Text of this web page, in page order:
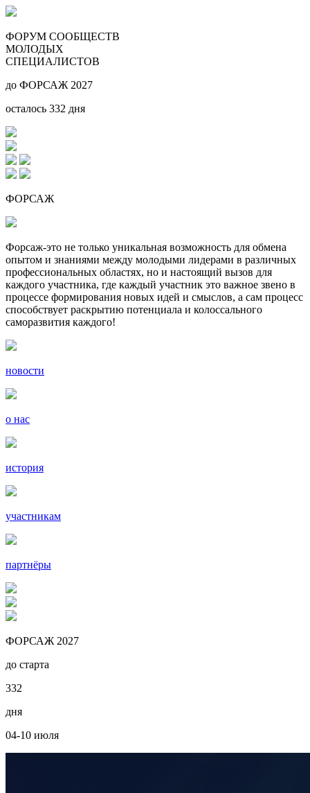
ФОРУМ СООБЩЕСТВ
МОЛОДЫХ
СПЕЦИАЛИСТОВ
до ФОРСАЖ 2027
осталось 332 дня
ФОРСАЖ
Форсаж-это не только уникальная возможность для обмена
опытом и знаниями между молодыми лидерами в различных
профессиональных областях, но и настоящий вызов для
каждого участника, где каждый участник это важное звено в
процессе формирования новых идей и смыслов, а сам процесс
способствует раскрытию потенциала и колоссального
саморазвития каждого!
новости
о нас
история
участникам
партнёры
ФОРСАЖ 2027
до старта
332
дня
04-10 июля